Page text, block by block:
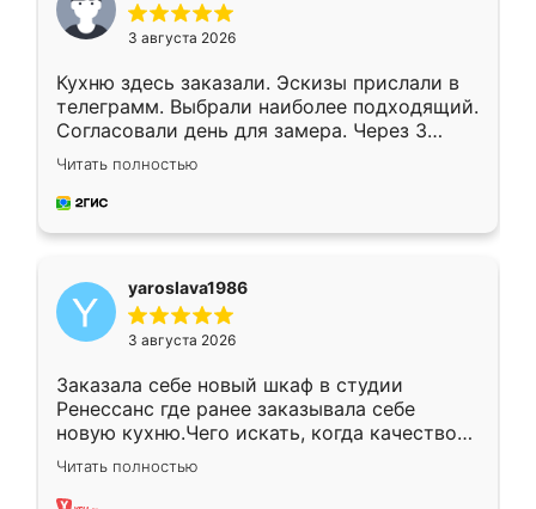
3 августа 2026
Кухню здесь заказали. Эскизы прислали в
телеграмм. Выбрали наиболее подходящий.
Согласовали день для замера. Через 3
недели кухня была уже готова. Остались
довольны работой. Спасибо Ренессанс
мебель за качественную работу!
Читать полностью
yaroslava1986
3 августа 2026
Заказала себе новый шкаф в студии
Ренессанс где ранее заказывала себе
новую кухню.Чего искать, когда качеством
вполне довольна. Служит кухня уже почти
два года, нареканий нет.
Читать полностью